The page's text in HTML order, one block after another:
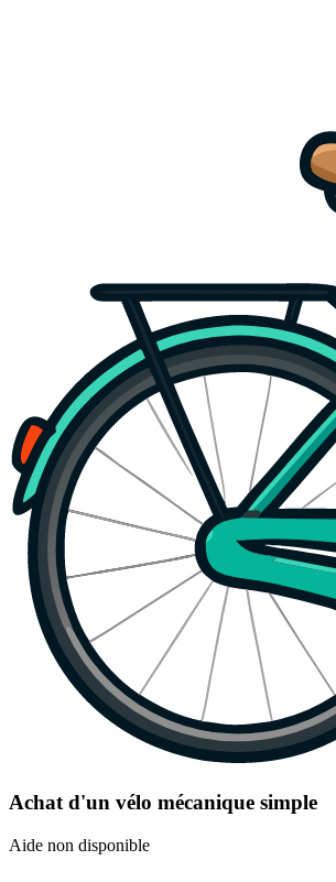
Achat d'un vélo mécanique simple
Aide non disponible